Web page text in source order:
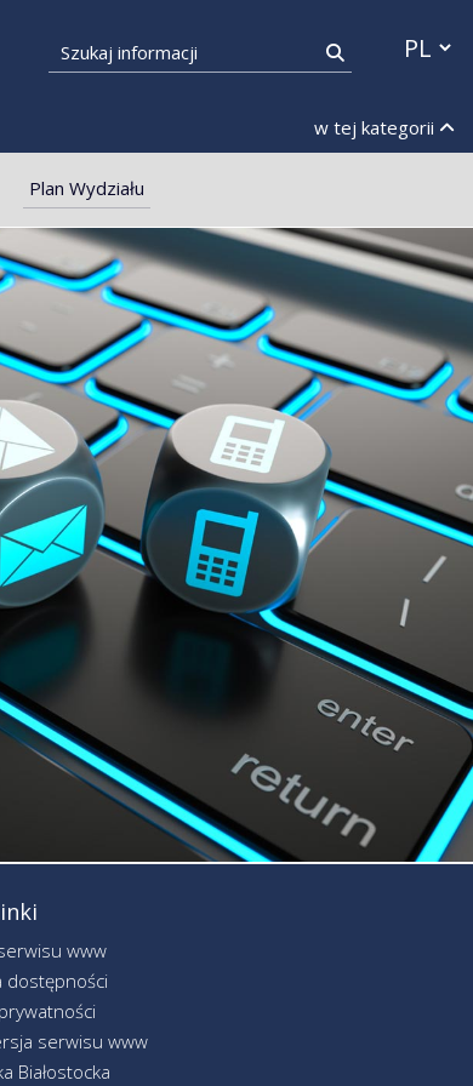
Szukaj informacji
w tej kategorii
Plan Wydziału
www
dostępności
serwisu www
Białostocka